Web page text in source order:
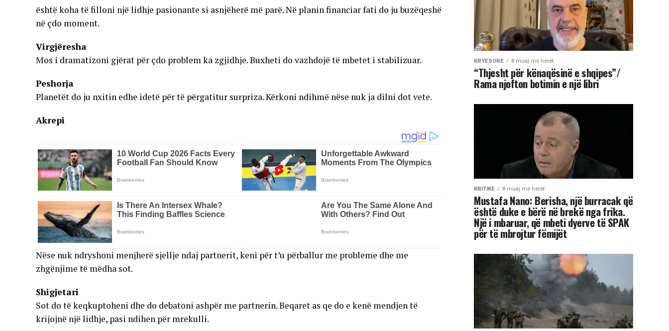
është koha të filloni një lidhje pasionante si asnjëherë më parë. Në planin financiar fati do ju buzëqeshë
në çdo moment.
Virgjëresha
Mos i dramatizoni gjërat për çdo problem ka zgjidhje. Buxheti do vazhdojë të mbetet i stabilizuar.
Peshorja
Planetët do ju nxitin edhe idetë për të përgatitur surpriza. Kërkoni ndihmë nëse nuk ja dilni dot vete.
Akrepi
Nëse nuk ndryshoni menjherë sjellje ndaj partnerit, keni për t’u përballur me probleme dhe me
zhgënjime të mëdha sot.
Shigjetari
Sot do të keqkuptoheni dhe do debatoni ashpër me partnerin. Beqaret as qe do e kenë mendjen të
krijojnë një lidhje, pasi ndihen për mrekulli.
KRYESORE 8 muaj më herët
“Thjesht për kënaqësinë e shqipes”/
Rama njofton botimin e një libri
KRITIKE 8 muaj më herët
Mustafa Nano: Berisha, një burracak që
është duke e bërë në brekë nga frika.
Një i mbaruar, që mbeti dyerve të SPAK
për të mbrojtur fëmijët